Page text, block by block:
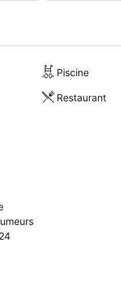
Piscine
Restaurant